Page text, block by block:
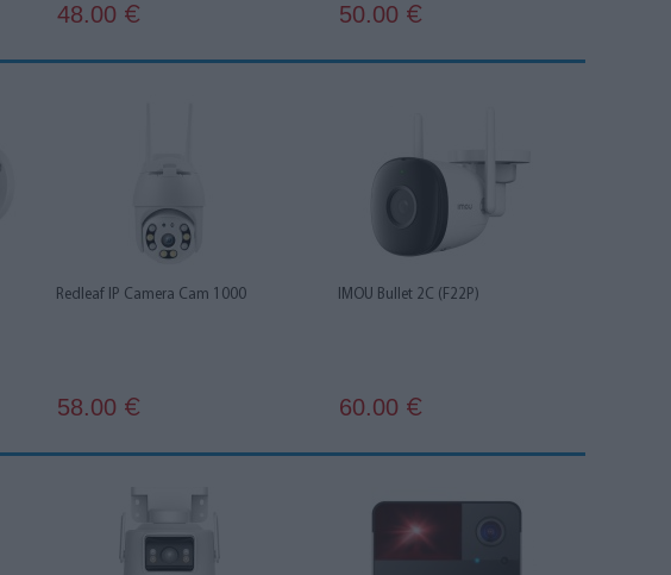
48.00 € 50.00 €
Redleaf IP Camera Cam 1000
58.00 €
IMOU Bullet 2C (F22P)
60.00 €